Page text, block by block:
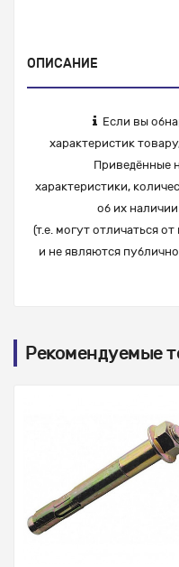
ОПИСАНИЕ
Если вы
характеристик
Приведённые
характеристики,
об их
(т.е. могут отличаться
и не являются
Рекомендуемые